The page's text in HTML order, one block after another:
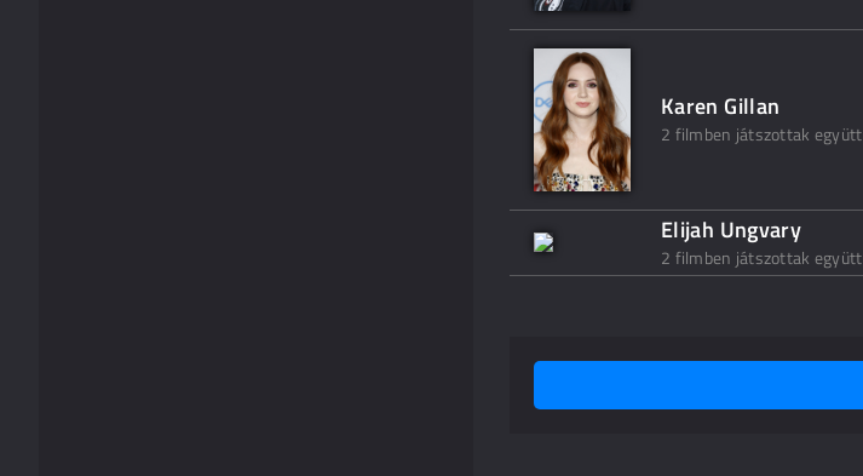
Karen Gillan
2 filmben játszottak együtt
Elijah Ungvary
2 filmben játszottak együtt